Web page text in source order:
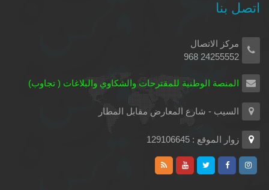
اتصل بنا
مركز الاتصال
24255552 968
المنصة الوطنية للمقترحات والشكاوي والبلاغات ( تجاوب)
السيب - شارع المعارض مقابل المطار
زوار الموقع : 129106645